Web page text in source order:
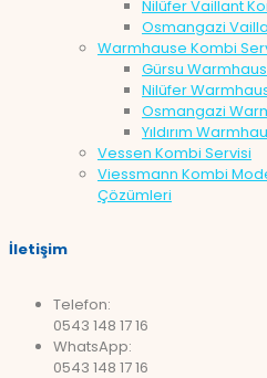
Nilüfer Vaillant
Osmangazi
Warmhause Kombi
Gürsu
Nilüfer
Osmangazi
Yıldırım
Vessen Kombi Servisi
Viessmann Kombi
Çözümleri
İletişim
Telefon:
0543 148 17 16
WhatsApp:
0543 148 17 16